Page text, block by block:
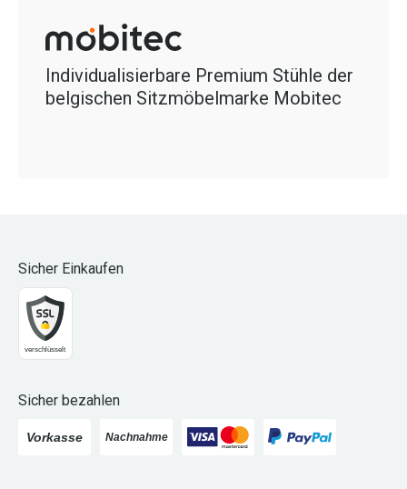
Individualisierbare Premium Stühle der
belgischen Sitzmöbelmarke Mobitec
Sicher Einkaufen
Sicher bezahlen